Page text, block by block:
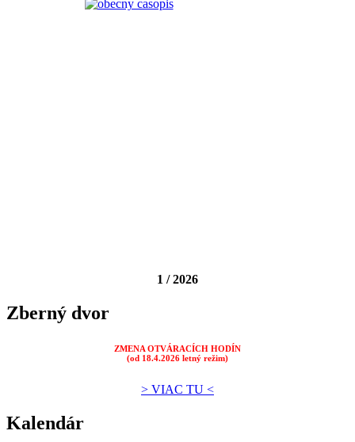
1 / 2026
Zberný dvor
ZMENA OTVÁRACÍCH HODÍN
(od 18.4.2026 letný režim)
> VIAC TU <
Kalendár